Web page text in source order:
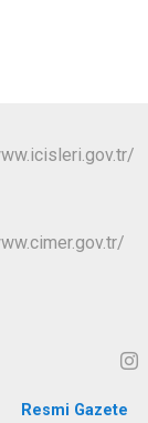
Resmi Gazete